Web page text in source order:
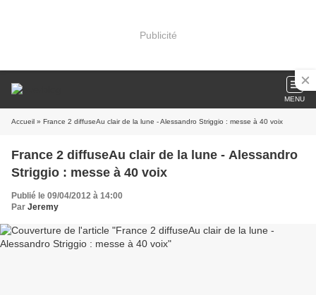
Publicité
MENU
Accueil » France 2 diffuseAu clair de la lune - Alessandro Striggio : messe à 40 voix
France 2 diffuseAu clair de la lune - Alessandro
Striggio : messe à 40 voix
Publié le 09/04/2012 à 14:00
Par Jeremy